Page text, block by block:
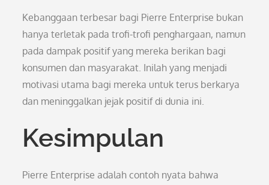
Kebanggaan terbesar bagi Pierre Enterprise bukan
hanya terletak pada trofi-trofi penghargaan, namun
pada dampak positif yang mereka berikan bagi
konsumen dan masyarakat. Inilah yang menjadi
motivasi utama bagi mereka untuk terus berkarya
dan meninggalkan jejak positif di dunia ini.
Kesimpulan
Pierre Enterprise adalah contoh nyata bahwa